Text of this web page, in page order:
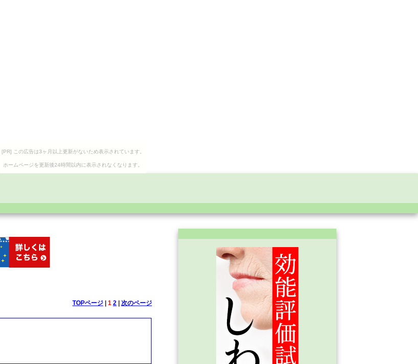
[PR] この広告は3ヶ月以上更新がないため表示されています。
ホームページを更新後24時間以内に表示されなくなります。
TOPページ| 1 2| 次のページ